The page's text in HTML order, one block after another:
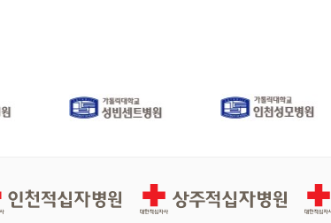
십자병원 상주적십자병원 통